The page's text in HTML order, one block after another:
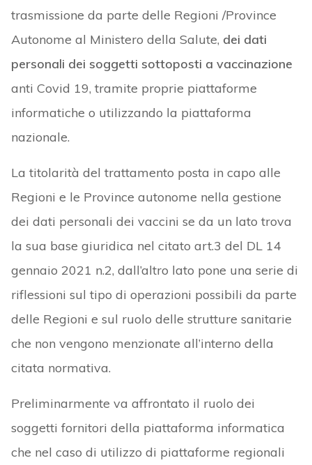
trasmissione da parte delle Regioni /Province
Autonome al Ministero della Salute, dei dati
personali dei soggetti sottoposti a vaccinazione
anti Covid 19, tramite proprie piattaforme
informatiche o utilizzando la piattaforma
nazionale.
La titolarità del trattamento posta in capo alle
Regioni e le Province autonome nella gestione
dei dati personali dei vaccini se da un lato trova
la sua base giuridica nel citato art.3 del DL 14
gennaio 2021 n.2, dall’altro lato pone una serie di
riflessioni sul tipo di operazioni possibili da parte
delle Regioni e sul ruolo delle strutture sanitarie
che non vengono menzionate all’interno della
citata normativa.
Preliminarmente va affrontato il ruolo dei
soggetti fornitori della piattaforma informatica
che nel caso di utilizzo di piattaforme regionali